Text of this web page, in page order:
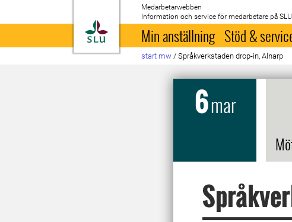
Till startsida
Medarbetarwebben
Information och service för medarbetare på SLU
Min anställning Stöd &
start mw / Språkverkstaden drop-in, Alnarp
6mar